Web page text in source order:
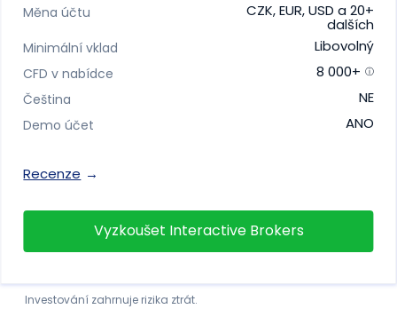
Měna účtu CZK, EUR, USD a 20+
dalších
Minimální vklad Libovolný
CFD v nabídce 8 000+
Čeština NE
Demo účet ANO
Recenze
Vyzkoušet Interactive Brokers
Investování zahrnuje rizika ztrát.